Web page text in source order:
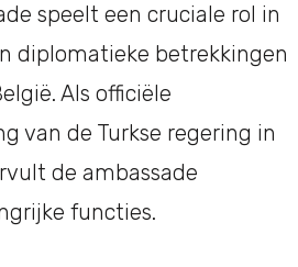
speelt een cruciale rol in
diplomatieke betrekkingen
Als officiële
van de Turkse regering in
de ambassade
functies.